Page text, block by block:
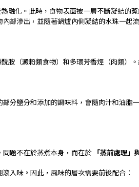
融化。此時，食物表面被一層不斷凝結的
部滲出，並隨著鍋爐內側凝結的水珠一
胺（澱粉類食物）和多環芳香烴（肉類
分鹽分和添加的調味料，會隨肉汁和油
題不在於蒸煮本身，而在於 「蒸前處理」
入味。因此，風味的層次需要前後配合：